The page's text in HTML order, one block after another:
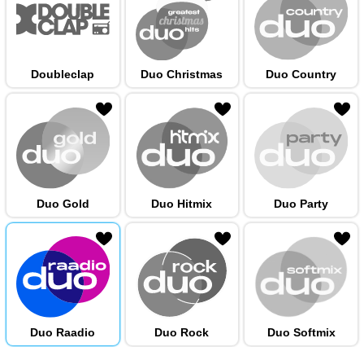
Doubleclap Duo Christmas Duo Country
Duo Gold Duo Hitmix Duo Party
Duo Raadio Duo Rock Duo Softmix